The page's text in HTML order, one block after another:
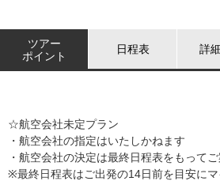
ツアー
ポイント
日程表 詳
☆航空会社未定プラン
・航空会社の指定はいたしかねます
・航空会社の決定は最終日程表をもって
※最終日程表はご出発の14日前を目安に